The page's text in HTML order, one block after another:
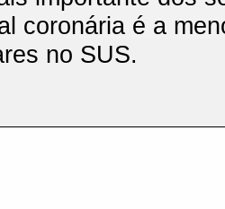
coronária é a
no SUS.